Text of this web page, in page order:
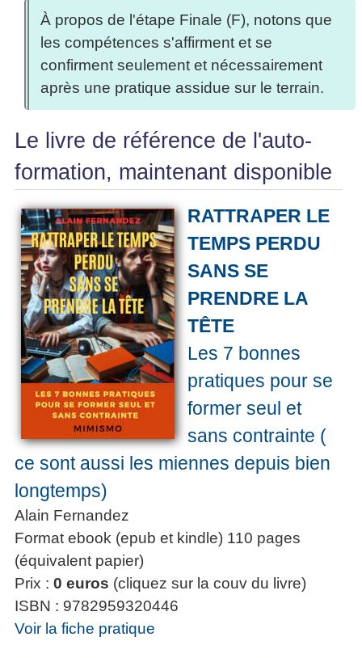
À propos de l'étape Finale (F), notons que
les compétences s'affirment et se
confirment seulement et nécessairement
après une pratique assidue sur le terrain.
Le livre de référence de l'auto-
formation, maintenant disponible
RATTRAPER LE
TEMPS PERDU
SANS SE
PRENDRE LA
TÊTE
Les 7 bonnes
pratiques pour se
former seul et
sans contrainte (
ce sont aussi les miennes depuis bien
longtemps)
Alain Fernandez
Format ebook (epub et kindle) 110 pages
(équivalent papier)
Prix : 0 euros (cliquez sur la couv du livre)
ISBN : 9782959320446
Voir la fiche pratique